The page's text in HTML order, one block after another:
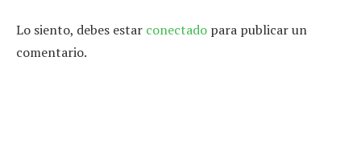
Lo siento, debes estar conectado para publicar un
comentario.